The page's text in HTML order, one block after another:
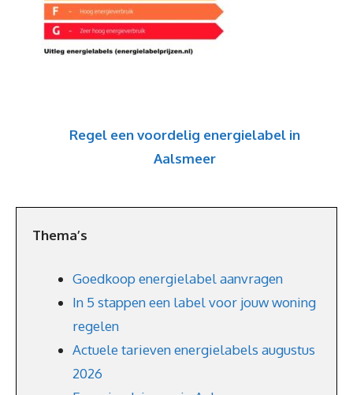
Regel een voordelig energielabel in
Aalsmeer
Thema’s
Goedkoop energielabel aanvragen
In 5 stappen een label voor jouw woning
regelen
Actuele tarieven energielabels augustus
2026